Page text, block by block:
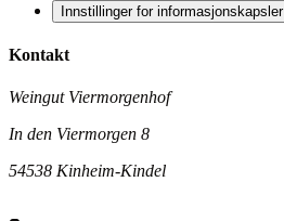
Innstillinger for informasjonskapsler
Kontakt
Weingut Viermorgenhof
In den Viermorgen 8
54538 Kinheim-Kindel